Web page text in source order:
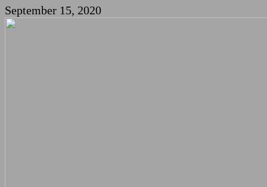
September 15, 2020